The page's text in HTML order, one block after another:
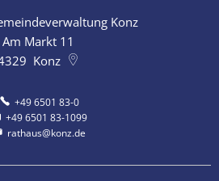
Konz
Am Markt 11
Konz
+49 6501 83-0
+49 6501 83-1099
rathaus@konz.de